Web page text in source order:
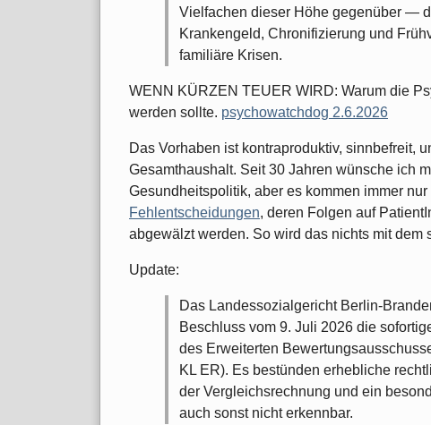
Vielfachen dieser Höhe gegenüber —
Krankengeld, Chronifizierung und
familiäre Krisen.
WENN KÜRZEN TEUER WIRD: Warum die
werden sollte. psychowatchdog 2.6.2026
Das Vorhaben ist kontraproduktiv, sinnbefreit,
Gesamthaushalt. Seit 30 Jahren wünsche ich
Gesundheitspolitik, aber es kommen immer nur
Fehlentscheidungen, deren Folgen auf
abgewälzt werden. So wird das nichts mit dem
Update:
Das Landessozialgericht Berlin-
Beschluss vom 9. Juli 2026 die
des Erweiterten
KL ER). Es bestünden erhebliche
der Vergleichsrechnung und ein
auch sonst nicht erkennbar.